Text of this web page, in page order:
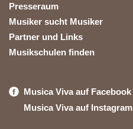
Presseraum
Musiker sucht Musiker
Partner und Links
Musikschulen finden
Musica Viva auf Facebook
Musica Viva auf Instagram